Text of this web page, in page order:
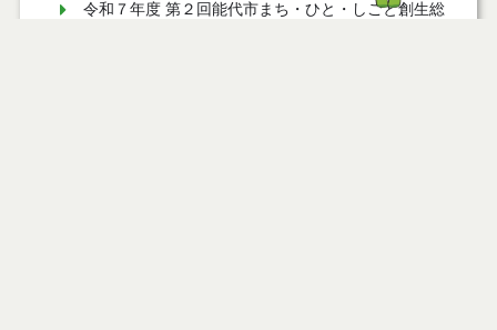
令和７年度 第２回能代市まち・ひと・しごと創生総